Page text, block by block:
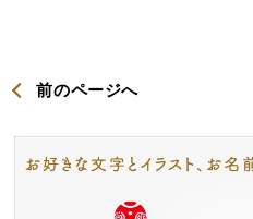
前のページへ